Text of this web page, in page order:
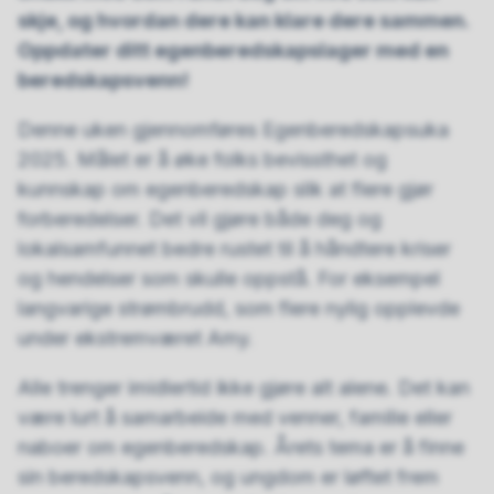
skje, og hvordan dere kan klare dere sammen.
Oppdater ditt egenberedskapslager med en
beredskapsvenn!
Denne uken gjennomføres Egenberedskapsuka
2025. Målet er å øke folks bevissthet og
kunnskap om egenberedskap slik at flere gjør
forberedelser. Det vil gjøre både deg og
lokalsamfunnet bedre rustet til å håndtere kriser
og hendelser som skulle oppstå. For eksempel
langvarige strømbrudd, som flere nylig opplevde
under ekstremværet Amy.
Alle trenger imidlertid ikke gjøre alt alene. Det kan
være lurt å samarbeide med venner, familie eller
naboer om egenberedskap. Årets tema er å finne
sin beredskapsvenn, og ungdom er løftet frem